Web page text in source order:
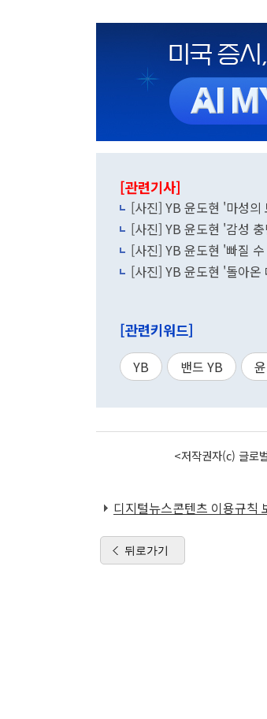
[관련기사]
[사진] YB 윤도현 '마성의
[사진] YB 윤도현 '감성
[사진] YB 윤도현 '빠질
[사진] YB 윤도현 '돌아온
[관련키워드]
YB 밴드 YB
<저작권자(c) 글로
디지털뉴스콘텐츠 이용규칙
뒤로가기